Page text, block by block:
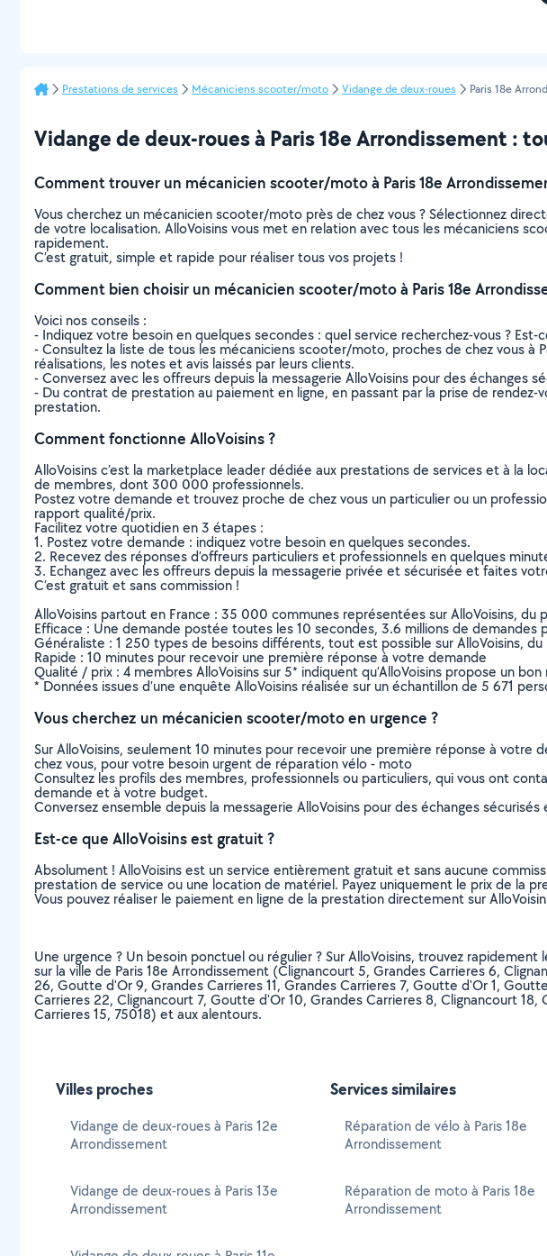
Prestations de services Mécaniciens scooter/moto Vidange de deux-roues Paris 18e
Vidange de deux-roues à Paris 18e Arrondissement :
Comment trouver un mécanicien scooter/moto à Paris 18e
Vous cherchez un mécanicien scooter/moto près de chez vous ? Sélectionnez
de votre localisation. AlloVoisins vous met en relation avec tous les mécaniciens
rapidement.
C’est gratuit, simple et rapide pour réaliser tous vos projets !
Comment bien choisir un mécanicien scooter/moto à Paris 18e
Voici nos conseils :
- Indiquez votre besoin en quelques secondes : quel service recherchez-vous ?
- Consultez la liste de tous les mécaniciens scooter/moto, proches de chez vous à
réalisations, les notes et avis laissés par leurs clients.
- Conversez avec les offreurs depuis la messagerie AlloVoisins pour des échanges
- Du contrat de prestation au paiement en ligne, en passant par la prise de
prestation.
Comment fonctionne AlloVoisins ?
AlloVoisins c’est la marketplace leader dédiée aux prestations de services et à la
de membres, dont 300 000 professionnels.
Postez votre demande et trouvez proche de chez vous un particulier ou un
rapport qualité/prix.
Facilitez votre quotidien en 3 étapes :
1. Postez votre demande : indiquez votre besoin en quelques secondes.
2. Recevez des réponses d’offreurs particuliers et professionnels en quelques
3. Echangez avec les offreurs depuis la messagerie privée et sécurisée et faites
C’est gratuit et sans commission !
AlloVoisins partout en France : 35 000 communes représentées sur AlloVoisins,
Efficace : Une demande postée toutes les 10 secondes, 3.6 millions de demandes
Généraliste : 1 250 types de besoins différents, tout est possible sur AlloVoisins,
Rapide : 10 minutes pour recevoir une première réponse à votre demande
Qualité / prix : 4 membres AlloVoisins sur 5* indiquent qu’AlloVoisins propose un
* Données issues d’une enquête AlloVoisins réalisée sur un échantillon de 5 671
Vous cherchez un mécanicien scooter/moto en urgence ?
Sur AlloVoisins, seulement 10 minutes pour recevoir une première réponse à
chez vous, pour votre besoin urgent de réparation vélo - moto
Consultez les profils des membres, professionnels ou particuliers, qui vous ont
demande et à votre budget.
Conversez ensemble depuis la messagerie AlloVoisins pour des échanges
Est-ce que AlloVoisins est gratuit ?
Absolument ! AlloVoisins est un service entièrement gratuit et sans aucune
prestation de service ou une location de matériel. Payez uniquement le prix de la
Vous pouvez réaliser le paiement en ligne de la prestation directement sur
Une urgence ? Un besoin ponctuel ou régulier ? Sur AlloVoisins, trouvez
sur la ville de Paris 18e Arrondissement (Clignancourt 5, Grandes Carrieres 6,
26, Goutte d'Or 9, Grandes Carrieres 11, Grandes Carrieres 7, Goutte d'Or 1,
Carrieres 22, Clignancourt 7, Goutte d'Or 10, Grandes Carrieres 8, Clignancourt
Carrieres 15, 75018) et aux alentours.
Villes proches
Vidange de deux-roues à Paris 12e
Arrondissement
Vidange de deux-roues à Paris 13e
Arrondissement
Services similaires
Réparation de vélo à Paris 18e
Arrondissement
Réparation de moto à Paris 18e
Arrondissement